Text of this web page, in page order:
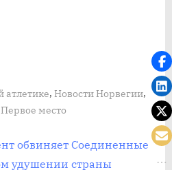
атлетике,Новости Норвегии,
Первое место
обвиняет Соединенные
удушении страны